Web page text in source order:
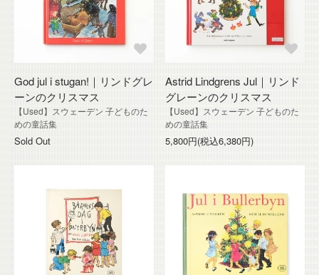
God jul i stugan!｜リンドグレ
ーンのクリスマス
【Used】スウェーデン 子どものた
めの童話集
Sold Out
Astrid Lindgrens Jul｜リンド
グレーンのクリスマス
【Used】スウェーデン 子どものた
めの童話集
5,800円(税込6,380円)